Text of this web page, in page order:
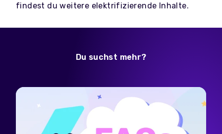
findest du weitere elektrifizierende Inhalte.
Du suchst mehr?